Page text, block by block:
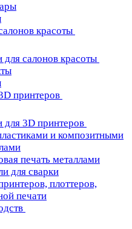
красоты
салонов красоты
принтеров
3D принтеров
и композитными
печать металлами
для сварки
плоттеров,
печати